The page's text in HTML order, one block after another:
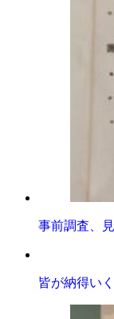
事前調査、
皆が納得い